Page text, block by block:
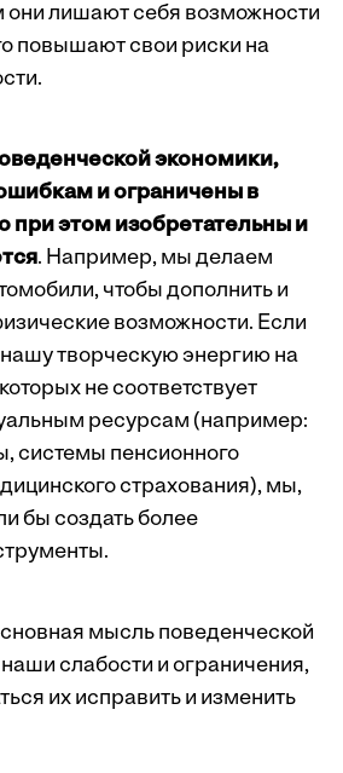
они лишают себя возможности
повышают свои риски на
экономики,
и ограничены в
при этом изобретательны и
. Например, мы делаем
чтобы дополнить и
возможности. Если
творческую энергию на
не соответствует
ресурсам (например:
системы пенсионного
страхования), мы,
бы создать более
мысль поведенческой
слабости и ограничения,
их исправить и изменить